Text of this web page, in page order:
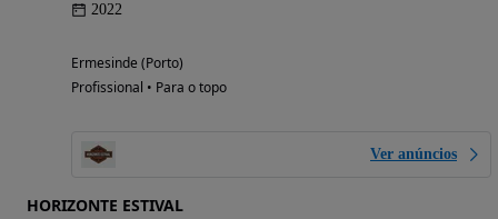
2022
Ermesinde (Porto)
Profissional • Para o topo
Ver anúncios
HORIZONTE ESTIVAL